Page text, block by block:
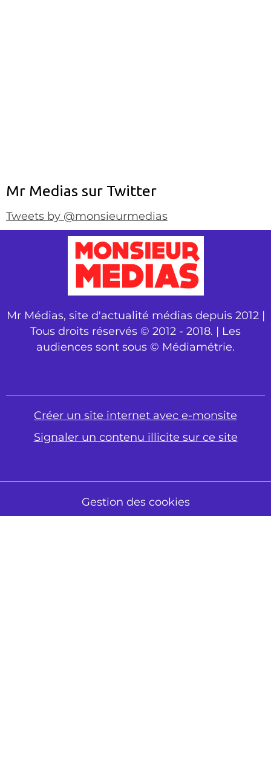
Mr Medias sur Twitter
Tweets by @monsieurmedias
Mr Médias, site d'actualité médias depuis 2012 |
Tous droits réservés © 2012 - 2018. | Les
audiences sont sous © Médiamétrie.
Créer un site internet avec e-monsite
Signaler un contenu illicite sur ce site
Gestion des cookies